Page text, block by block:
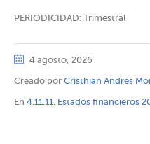
PERIODICIDAD: Trimestral
4 agosto, 2026
Creado por Cristhian Andres
En 4.11.11. Estados financieros